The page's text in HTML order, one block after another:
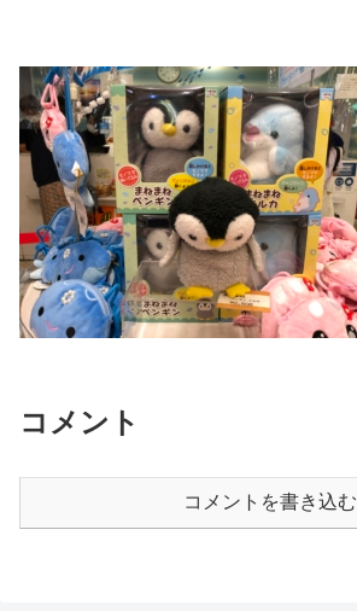
コメント
コメントを書き込む